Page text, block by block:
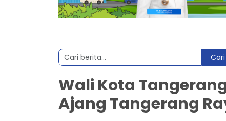
Wali Kota
Ajang Tangerang